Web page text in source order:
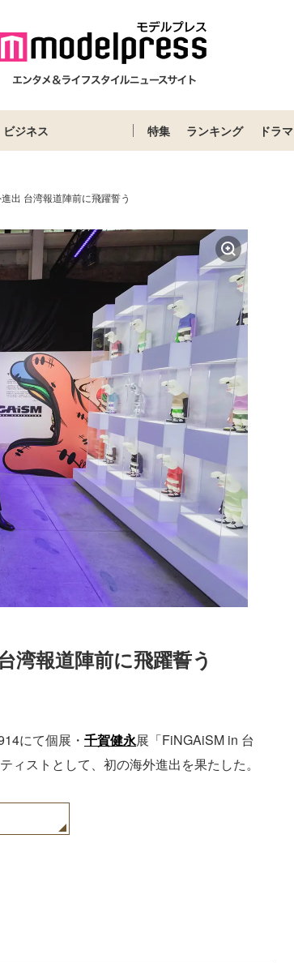
ビジネス 特集 ランキング ドラマ
出 台湾報道陣前に飛躍誓う
湾報道陣前に飛躍誓う
にて個展・ 千賀健永展「FiNGAiSM in 台
ストとして、初の海外進出を果たした。